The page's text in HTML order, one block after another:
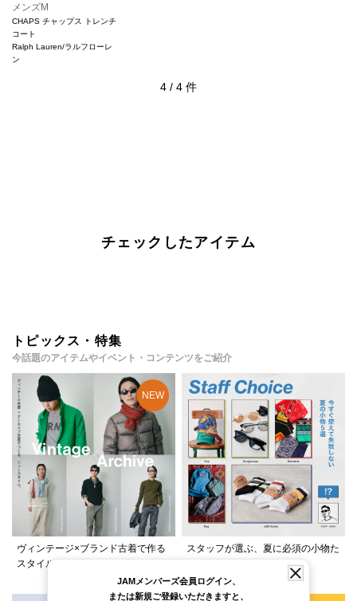
メンズM
CHAPS チャップス トレンチ
コート
Ralph Lauren/ラルフローレ
ン
4 / 4 件
チェックしたアイテム
トピックス・特集
今話題のアイテムやイベント・コンテンツをご紹介
ヴィンテージ×ブランド古着で作る
スタイルをご紹介！
スタッフが選ぶ、夏に必須の小物た
JAMメンバーズ会員ログイン、
または新規ご登録いただきますと、